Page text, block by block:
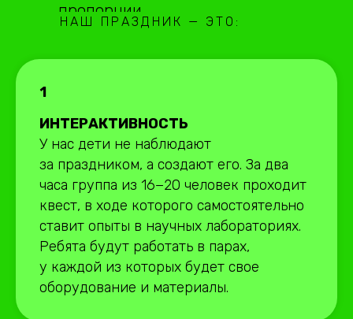
пропорции.
НАШ ПРАЗДНИК — ЭТО:
1
ИНТЕРАКТИВНОСТЬ
У нас дети не наблюдают
за праздником, а создают его. За два
часа группа из 16−20 человек проходит
квест, в ходе которого самостоятельно
ставит опыты в научных лабораториях.
Ребята будут работать в парах,
у каждой из которых будет свое
оборудование и материалы.